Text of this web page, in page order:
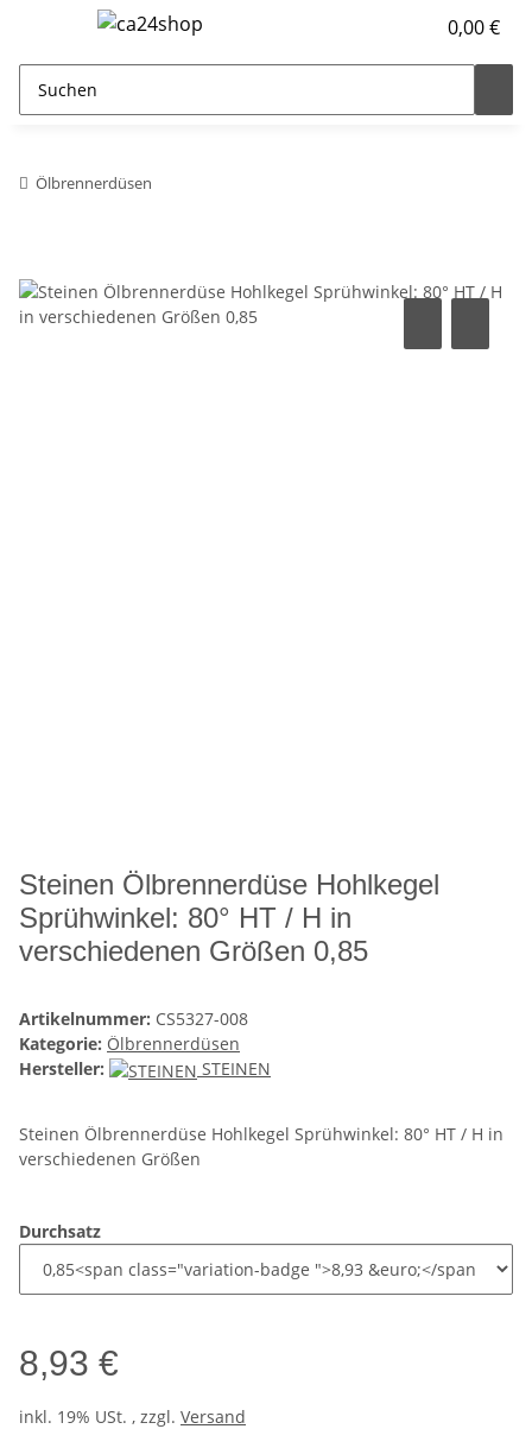
0,00 €
Ölbrennerdüsen
Steinen Ölbrennerdüse Hohlkegel
Sprühwinkel: 80° HT / H in
verschiedenen Größen 0,85
Artikelnummer: CS5327-008
Kategorie: Ölbrennerdüsen
Hersteller:
STEINEN
Steinen Ölbrennerdüse Hohlkegel Sprühwinkel: 80° HT / H in
verschiedenen Größen
Durchsatz
8,93 €
inkl. 19% USt. , zzgl. Versand